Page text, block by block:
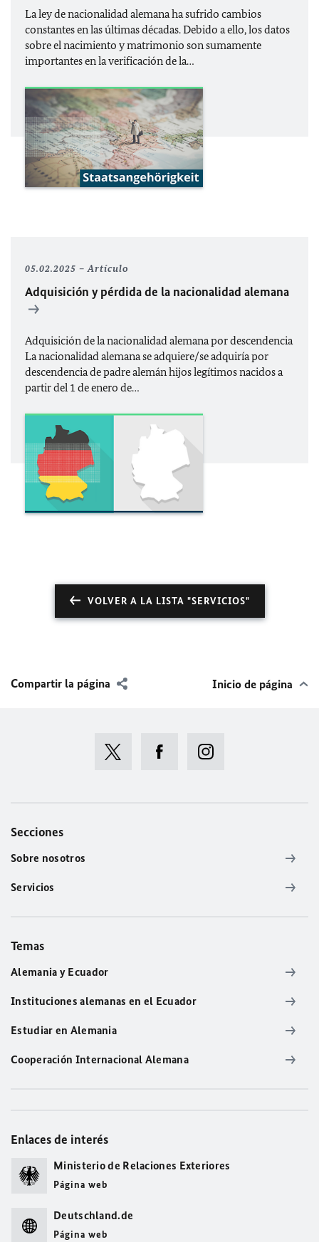
La ley de nacionalidad alemana ha sufrido cambios
constantes en las últimas décadas. Debido a ello, los datos
sobre el nacimiento y matrimonio son sumamente
importantes en la verificación de la…
05.02.2025 Artículo
Adquisición y pérdida de la nacionalidad alemana
Adquisición de la nacionalidad alemana por descendencia
La nacionalidad alemana se adquiere/se adquiría por
descendencia de padre alemán hijos legítimos nacidos a
partir del 1 de enero de…
VOLVER A LA LISTA "SERVICIOS"
Compartir la página Inicio de página
Secciones
Sobre nosotros
Servicios
Temas
Alemania y Ecuador
Instituciones alemanas en el Ecuador
Estudiar en Alemania
Cooperación Internacional Alemana
Enlaces de interés
Ministerio de Relaciones Exteriores
Página web
Deutschland.de
Página web